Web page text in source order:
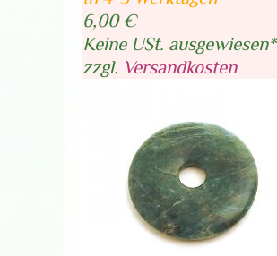
6,00 €
Keine USt. ausgewiesen*
zzgl. Versandkosten